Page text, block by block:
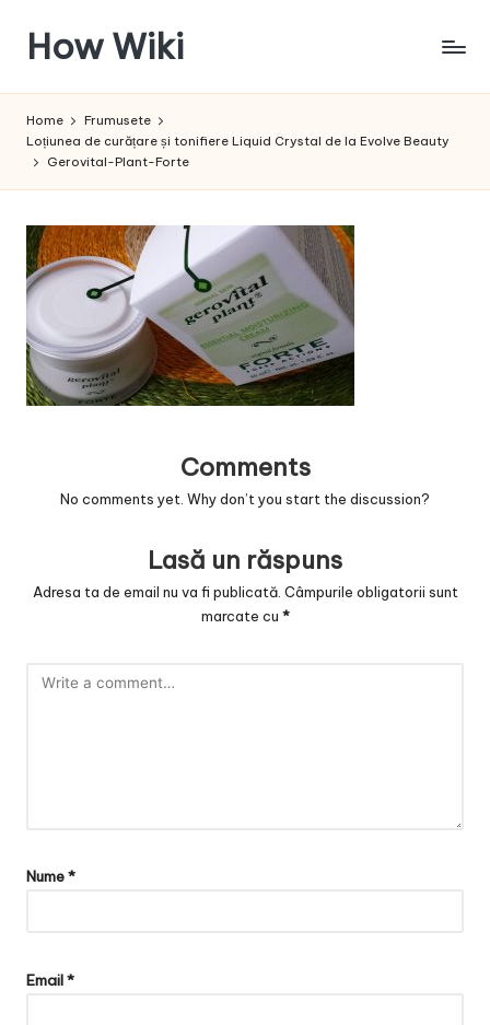
content
How Wiki
pentru
a
Home
Frumusete
Loțiunea de curățare și tonifiere Liquid Crystal de la Evolve Beauty
Gerovital-Plant-Forte
Comments
No comments yet. Why don’t you start the discussion?
Lasă un răspuns
Adresa ta de email nu va fi publicată. Câmpurile obligatorii sunt
marcate cu *
Nume*
Email*